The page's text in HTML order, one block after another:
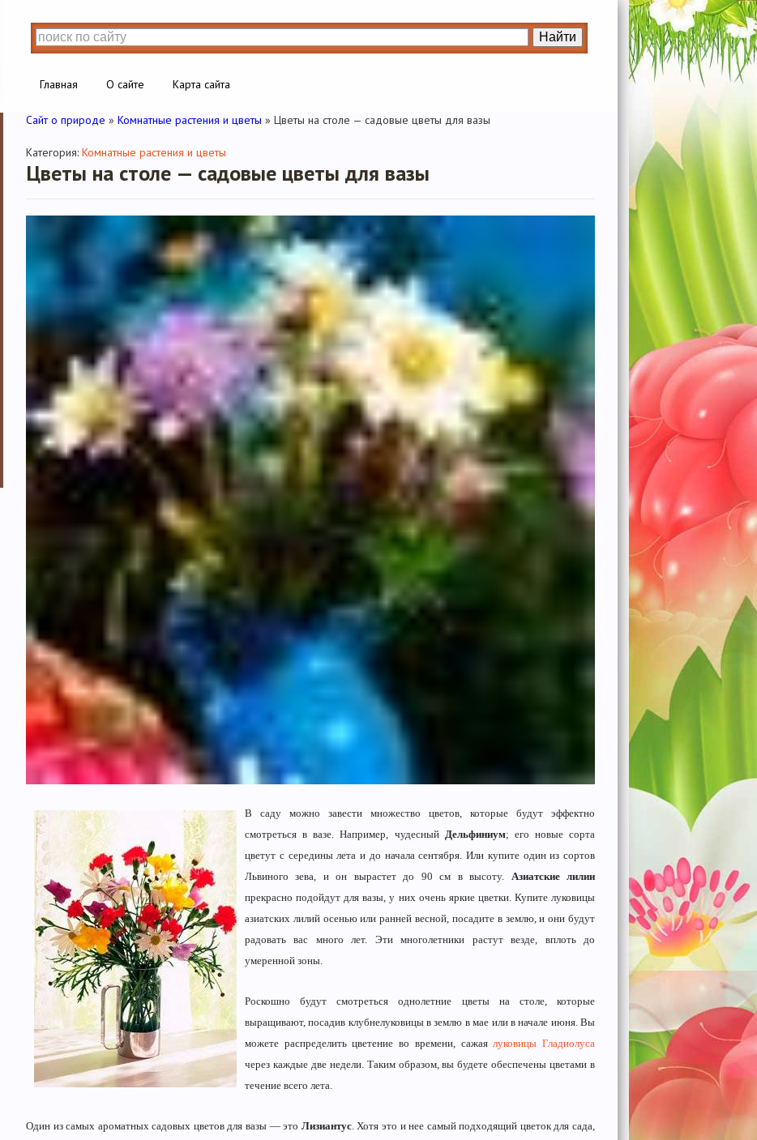
Главная О сайте Карта сайта
Сайт о природе » Комнатные растения и цветы » Цветы на столе — садовые цветы для вазы
Категория: Комнатные растения и цветы
Цветы на столе — садовые цветы для вазы
В саду можно завести множество цветов, которые будут эффектно
смотреться в вазе. Например, чудесный Дельфиниум; его новые сорта
цветут с середины лета и до начала сентября. Или купите один из сортов
Львиного зева, и он вырастет до 90 см в высоту. Азиатские лилии
прекрасно подойдут для вазы, у них очень яркие цветки. Купите луковицы
азиатских лилий осенью или ранней весной, посадите в землю, и они будут
радовать вас много лет. Эти многолетники растут везде, вплоть до
умеренной зоны.
Роскошно будут смотреться однолетние цветы на столе, которые
выращивают, посадив клубнелуковицы в землю в мае или в начале июня. Вы
можете распределить цветение во времени, сажаялуковицы Гладиолуса
через каждые две недели. Таким образом, вы будете обеспечены цветами в
течение всего лета.
Один из самых ароматных садовых цветов для вазы — это Лизиантус. Хотя это и нее самый подходящий цветок для сада,